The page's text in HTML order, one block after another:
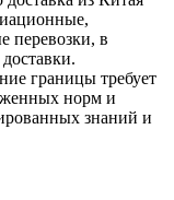
перевозки, в
границы требует
норм и
знаний и